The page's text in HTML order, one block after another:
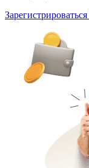
Зарегистрироваться